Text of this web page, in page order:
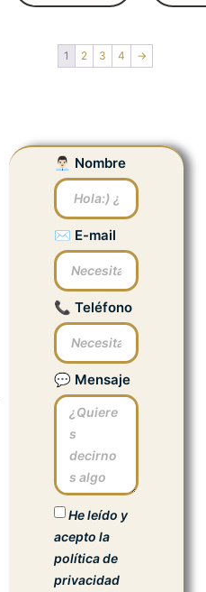
1 2 3 4 →
👨🏻‍💼 Nombre
✉︎ E-mail
📞 Teléfono
💬 Mensaje
He leído y
acepto la
política de
privacidad